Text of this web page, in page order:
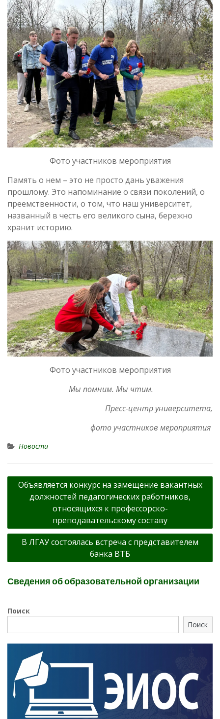
Фото участников мероприятия
Память о нем – это не просто дань уважения
прошлому. Это напоминание о связи поколений, о
преемственности, о том, что наш университет,
названный в честь его великого сына, бережно
хранит историю.
Фото участников мероприятия
Мы помним. Мы чтим.
Пресс-центр университета,
фото участников мероприятия
Новости
Навигация
Объявляется конкурс на замещение вакантных
должностей педагогических работников,
относящихся к профессорско-
преподавательскому составу
В ЛГАУ состоялась встреча с представителем
банка ВТБ
Сведения об образовательной организации
Поиск
Поиск